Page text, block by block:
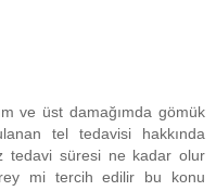
ve üst damağımda gömük
tel tedavisi hakkında
tedavi süresi ne kadar olur
mi tercih edilir bu konu